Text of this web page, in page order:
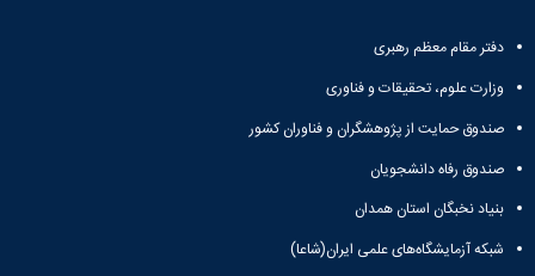
دفتر مقام معظم رهبری
وزارت علوم، تحقیقات و فناوری
صندوق حمایت از پژوهشگران و فناوران کشور
صندوق رفاه دانشجویان
بنیاد نخبگان استان همدان
شبکه آزمایشگاه‌های علمی ایران(شاعا)